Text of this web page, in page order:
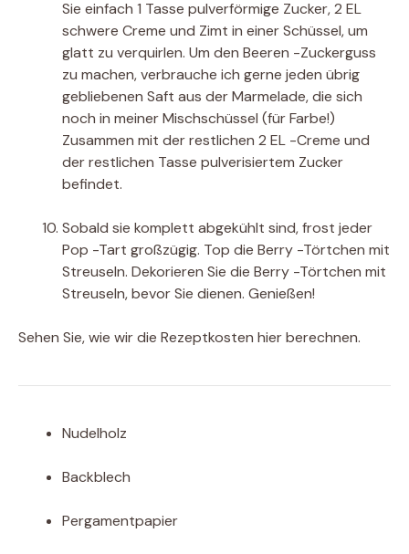
Sie einfach 1 Tasse pulverförmige Zucker, 2 EL
schwere Creme und Zimt in einer Schüssel, um
glatt zu verquirlen. Um den Beeren -Zuckerguss
zu machen, verbrauche ich gerne jeden übrig
gebliebenen Saft aus der Marmelade, die sich
noch in meiner Mischschüssel (für Farbe!)
Zusammen mit der restlichen 2 EL -Creme und
der restlichen Tasse pulverisiertem Zucker
befindet.
Sobald sie komplett abgekühlt sind, frost jeder
Pop -Tart großzügig. Top die Berry -Törtchen mit
Streuseln. Dekorieren Sie die Berry -Törtchen mit
Streuseln, bevor Sie dienen. Genießen!
Sehen Sie, wie wir die Rezeptkosten hier berechnen.
Nudelholz
Backblech
Pergamentpapier